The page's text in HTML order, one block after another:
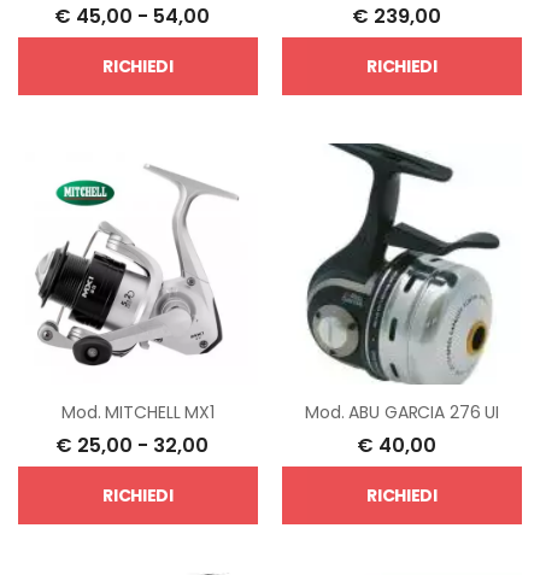
€ 45,00 - 54,00
RICHIEDI
€ 239,00
RICHIEDI
Mod.MITCHELL MX1
€ 25,00 - 32,00
RICHIEDI
Mod.ABU GARCIA 276 UI
€ 40,00
RICHIEDI